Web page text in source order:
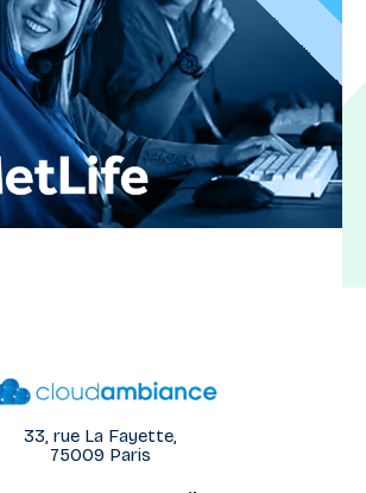
33, rue La Fayette,
75009 Paris